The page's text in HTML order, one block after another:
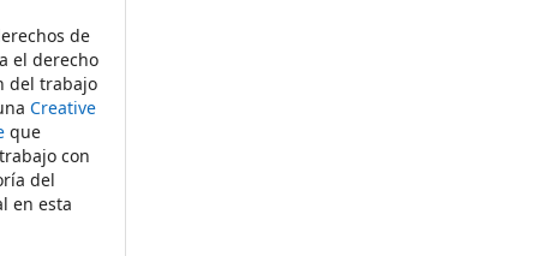
de
el derecho
del trabajo
Creative
que
con
del
en esta